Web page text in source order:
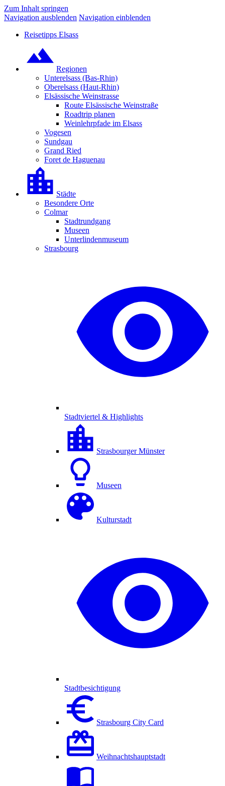
Zum Inhalt springen
Navigation ausblenden Navigation einblenden
Reisetipps Elsass
Regionen
Unterelsass (Bas-Rhin)
Oberelsass (Haut-Rhin)
Elsässische Weinstrasse
Route Elsässische Weinstraße
Roadtrip planen
Weinlehrpfade im Elsass
Vogesen
Sundgau
Grand Ried
Foret de Haguenau
Städte
Besondere Orte
Colmar
Stadtrundgang
Museen
Unterlindenmuseum
Strasbourg
Stadtviertel & Highlights
Strasbourger Münster
Museen
Kulturstadt
Stadtbesichtigung
Strasbourg City Card
Weihnachtshauptstadt